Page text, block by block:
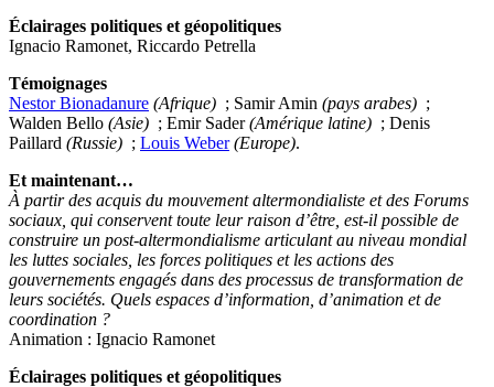
Éclairages politiques et géopolitiques
Ignacio Ramonet, Riccardo Petrella
Témoignages
Nestor Bionadanure (Afrique) ; Samir Amin (pays arabes) ;
Walden Bello (Asie) ; Emir Sader(Amérique latine) ; Denis
Paillard (Russie) ; Louis Weber (Europe).
Et maintenant…
À partir des acquis du mouvement altermondialiste et des Forums
sociaux, qui conservent toute leur raison d’être, est-il possible de
construire un post-altermondialisme articulant au niveau mondial
les luttes sociales, les forces politiques et les actions des
gouvernements engagés dans des processus de transformation de
leurs sociétés. Quels espaces d’information, d’animation et de
coordination ?
Animation : Ignacio Ramonet
Éclairages politiques et géopolitiques